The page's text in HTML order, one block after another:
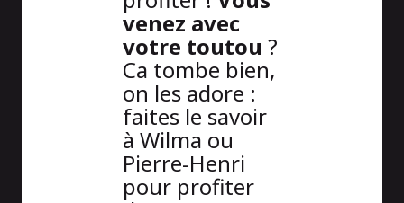
venez avec
votre toutou ?
Ca tombe bien,
on les adore :
faites le savoir
à Wilma ou
Pierre-Henri
pour profiter